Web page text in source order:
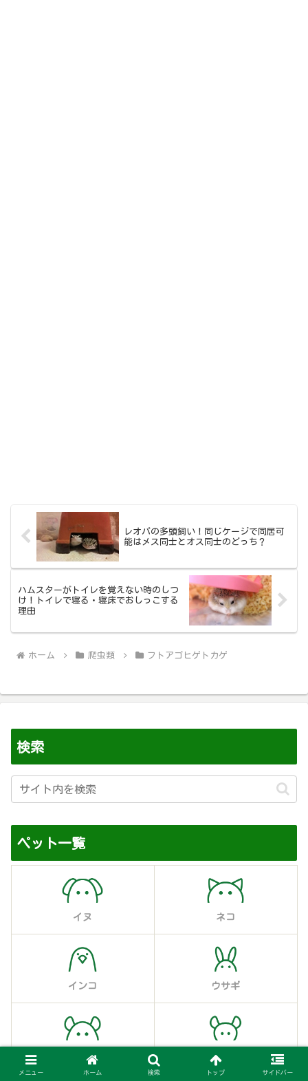
レオパの多頭飼い！同じケージで同居可
能はメス同士とオス同士のどっち？
ハムスターがトイレを覚えない時のしつ
け！トイレで寝る・寝床でおしっこする
理由
ホーム 爬虫類 フトアゴヒゲトカゲ
検索
ペット一覧
イヌ ネコ
インコ ウサギ
チンチラ デグー
メニュー ホーム 検索 トップ サイドバー